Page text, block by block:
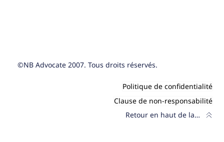
©NB Advocate 2007. Tous droits réservés.
Politique de confidentialité
Clause de non-responsabilité
Retour en haut de la page